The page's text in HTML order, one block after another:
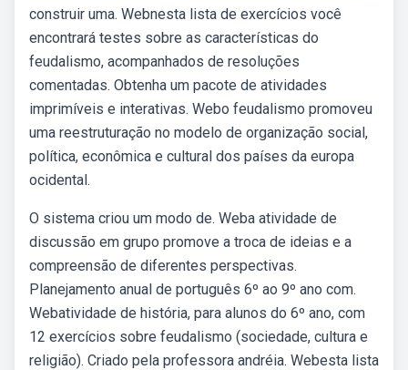
construir uma. Webnesta lista de exercícios você
encontrará testes sobre as características do
feudalismo, acompanhados de resoluções
comentadas. Obtenha um pacote de atividades
imprimíveis e interativas. Webo feudalismo promoveu
uma reestruturação no modelo de organização social,
política, econômica e cultural dos países da europa
ocidental.
O sistema criou um modo de. Weba atividade de
discussão em grupo promove a troca de ideias e a
compreensão de diferentes perspectivas.
Planejamento anual de português 6º ao 9º ano com.
Webatividade de história, para alunos do 6º ano, com
12 exercícios sobre feudalismo (sociedade, cultura e
religião). Criado pela professora andréia. Webesta lista